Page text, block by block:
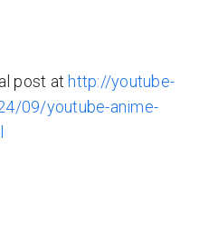
post athttp://youtube-
09/youtube-anime-